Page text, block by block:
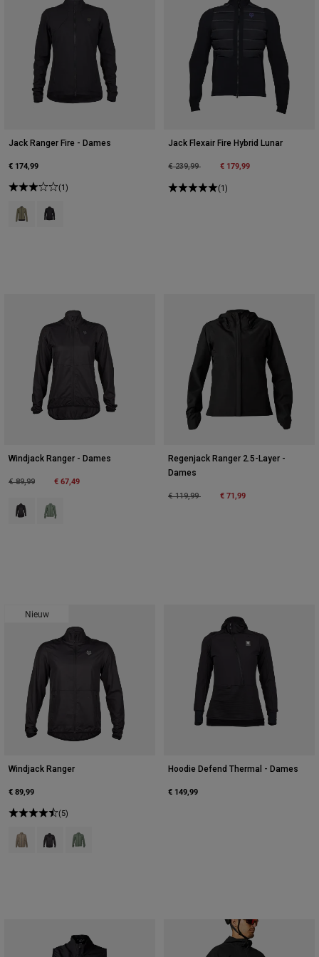
Jack Ranger Fire - Dames
€ 174,99
(1)
Product swatch type of Adobe Rood.
Product swatch type of Zwart.
Jack Flexair Fire Hybrid Lunar
Price reduced from
€ 239,99to € 179,99
(1)
Windjack Ranger - Dames
Price reduced from
€ 89,99to € 67,49
Product swatch type of Zwart.
Product swatch type of Mosgroen.
Regenjack Ranger 2.5-Layer -
Dames
Price reduced from
€ 119,99to € 71,99
Nieuw
Windjack Ranger
€ 89,99
(5)
Product swatch type of As.
Product swatch type of Zwart.
Product swatch type of Mosgroen.
Hoodie Defend Thermal - Dames
€ 149,99